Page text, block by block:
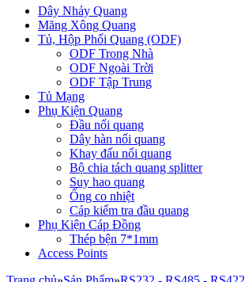
Dây Nhảy Quang
Măng Xông Quang
Tủ, Hộp Phối Quang (ODF)
ODF Trong Nhà
ODF Ngoài Trời
ODF Tập Trung
Tủ Mạng
Phụ Kiện Quang
Đầu nối quang
Dây hàn nối quang
Khay đấu nối quang
Bộ chia tách quang splitter
Suy hao quang
Ống co nhiệt
Cáp kiểm tra đầu quang
Phụ Kiện Cáp Đồng
Thép bện 7*1mm
Access Points